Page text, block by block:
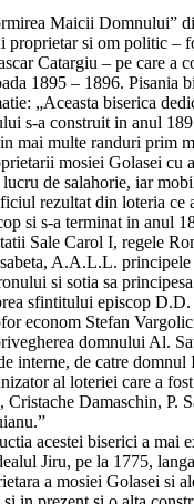
Maicii Domnului”
proprietar si om politic –
Catargiu – pe care a
1895 – 1896. Pisania
„Aceasta biserica
s-a construit in anul
mai multe randuri prim
mosiei Golasei cu
de salahorie, iar
rezultat din loteria ce
si s-a terminat in anul
Sale Carol I, regele
A.A.L.L. principele
si sotia sa
sfintitului episcop D.D.
econom Stefan
domnului Al.
interne, de catre domnul
al loteriei care a
Cristache Damaschin, P.
acestei biserici a mai
Jiru, pe la 1775,
a mosiei Golasei si